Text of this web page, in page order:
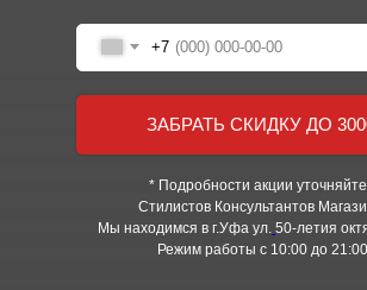
* Подробности акции
Стилистов Консультантов
Мы находимся в г.Уфа ул. 50-летия
Режим работы с 10:00 до 21:00
+7
ЗАБРАТЬ СКИДКУ ДО